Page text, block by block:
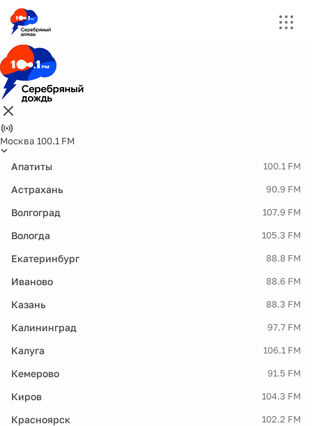
Москва 100.1 FM
Апатиты 100.1 FM
Астрахань 90.9 FM
Волгоград 107.9 FM
Вологда 105.3 FM
Екатеринбург 88.8 FM
Иваново 88.6 FM
Казань 88.3 FM
Калининград 97.7 FM
Калуга 106.1 FM
Кемерово 91.5 FM
Киров 104.3 FM
Красноярск 102.2 FM